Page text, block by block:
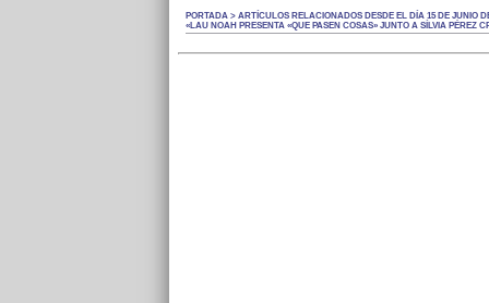
PORTADA > ARTÍCULOS RELACIONADOS DESDE EL DÍA 15 DE JUNIO
«LAU NOAH PRESENTA «QUE PASEN COSAS» JUNTO A SÍLVIA PÉREZ